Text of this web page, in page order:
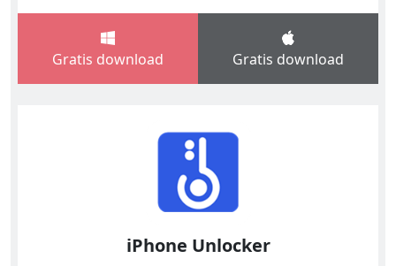
Gratis download Gratis download
iPhone Unlocker